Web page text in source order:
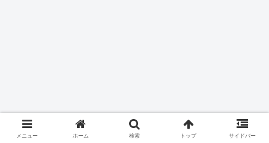
メニュー ホーム 検索 トップ サイドバー